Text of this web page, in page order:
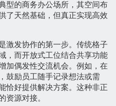
型的商务办公场所，其空间布
了天然基础，但真正实现高效
激发协作的第一步。传统格子
，而开放式工位结合共享功能
加偶发性交流机会。例如，在
鼓励员工随手记录想法或需
恰好提供解决方案。这种非正
资源对接。